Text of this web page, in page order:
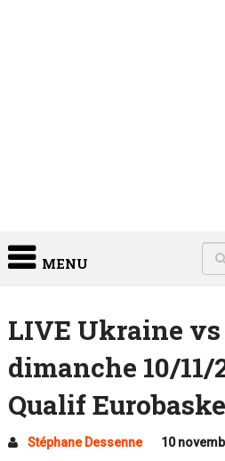
MENU
LIVE Ukraine vs
dimanche 10/11/
Qualif
Stéphane Dessenne 10